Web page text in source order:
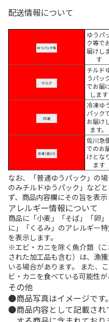
配送情報について
ゆうパ
ク等で
届けし
す
チルド
うパッ
でお届
します
冷凍ゆ
パック
お届け
ます。
佐川急
でのお
けとな
ます
なお、「普通ゆうパック」の
のみチルドゆうパック」など
ず、商品内容欄にその旨を表示
アレルギー情報について
商品に「小麦」「そば」「卵
に」「くるみ」のアレルギー
を表示します。
※エビ・カニを除く魚介類（
された加工品も含む）は、漁
いる場合があります。 また、
ビ・カニを食べている可能性が
その他
商品写真はイメージです。
商品内容として記載さ